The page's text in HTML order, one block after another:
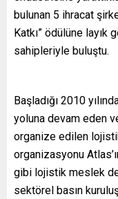
bulunan 5 ihracat
Katkı” ödülüne layık
sahipleriyle buluştu.
Başladığı 2010
yoluna devam eden
organize edilen
organizasyonu
gibi lojistik meslek
sektörel basın